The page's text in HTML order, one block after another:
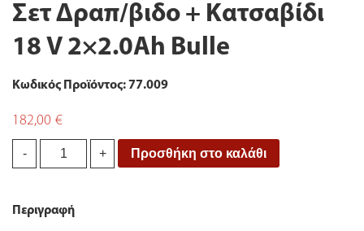
Σετ Δραπ/βιδο + Κατσαβίδι
18 V 2×2.0Ah Bulle
Κωδικός Προϊόντος: 77.009
182,00 €
-
Κατσαβίδι
+ Προσθήκη στο καλάθι
Περιγραφή